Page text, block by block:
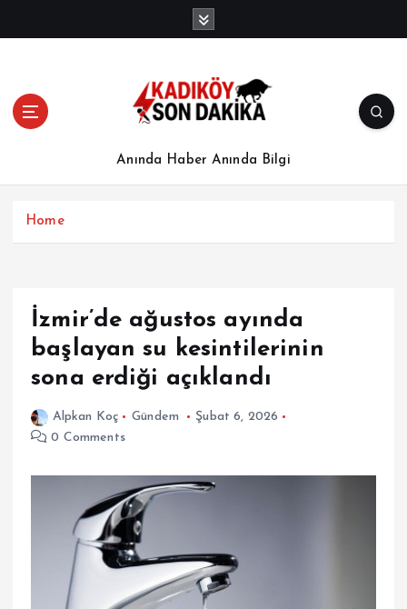
Anında Haber Anında Bilgi
Home
İzmir’de ağustos ayında
başlayan su kesintilerinin
sona erdiği açıklandı
Alpkan Koç Gündem
Şubat 6, 2026
0 Comments